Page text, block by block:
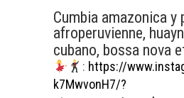
Cumbia amazonica y
afroperuvienne,
cubano, bossa nova
: https://
k7MwvonH7/?